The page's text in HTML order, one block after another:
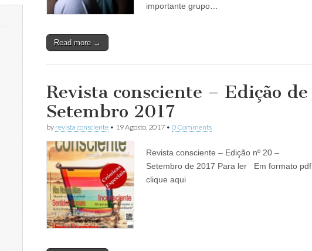
importante grupo…
Read more →
Revista consciente – Edição de
Setembro 2017
by revista consciente• 19 Agosto, 2017• 0 Comments
Revista consciente – Edição nº 20 –
Setembro de 2017 Para ler Em formato pdf,
clique aqui